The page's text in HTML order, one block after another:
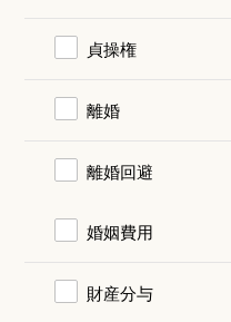
貞操権
離婚
離婚回避
婚姻費用
財産分与